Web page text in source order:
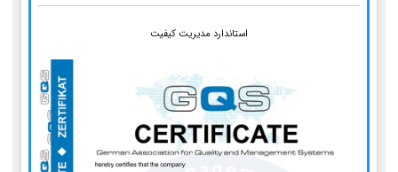
استاندارد مدیریت کیفیت